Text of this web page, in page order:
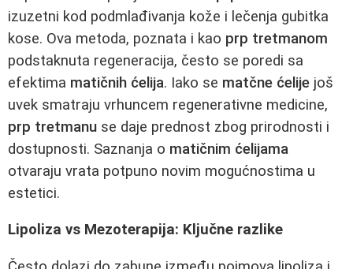
izuzetni kod podmlađivanja kože i lečenja gubitka
kose. Ova metoda, poznata i kao prp tretmanom
podstaknuta regeneracija, često se poredi sa
efektima matičnih ćelija. Iako se matčne ćelije još
uvek smatraju vrhuncem regenerativne medicine,
prp tretmanu se daje prednost zbog prirodnosti i
dostupnosti. Saznanja o matičnim ćelijama
otvaraju vrata potpuno novim mogućnostima u
estetici.
Lipoliza vs Mezoterapija: Ključne razlike